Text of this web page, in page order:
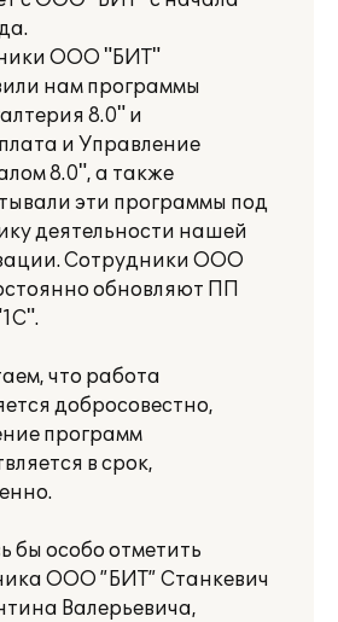
ООО "БИТ"
нам программы
8.0" и
и Управление
8.0", а также
эти программы под
деятельности нашей
Сотрудники ООО
обновляют ПП
что работа
добросовестно,
программ
в срок,
бы особо отметить
ООО ”БИТ” Станкевич
Валерьевича,